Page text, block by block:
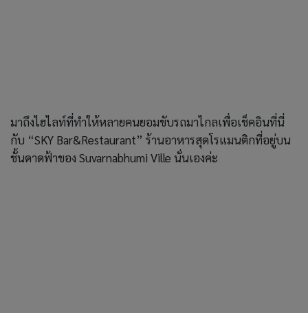
มาถึงไฮไลท์ที่ทำให้หลายคนยอมขับรถมาไกลเพื่อเช็คอินที่นี่
กับ “SKY Bar&Restaurant” ร้านอาหารสุดโรแมนติกที่อยู่บน
ชั้นดาดฟ้าของ Suvarnabhumi Ville นั่นเองค่ะ